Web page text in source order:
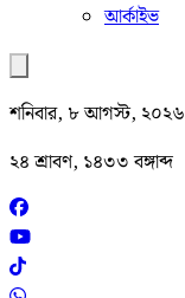
আর্কাইভ
শনিবার, ৮ আগস্ট, ২০২৬
২৪ শ্রাবণ, ১৪৩৩ বঙ্গাব্দ